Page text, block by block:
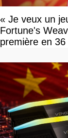
« Je veux un
Fortune's
première en